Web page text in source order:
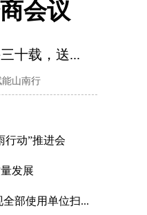
会议
十载，送...
山南行
行动”推进会
发展
部使用单位扫...